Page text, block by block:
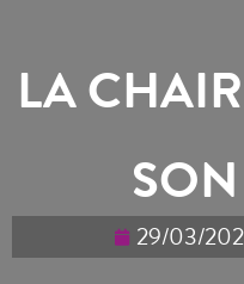
LA
29/03/